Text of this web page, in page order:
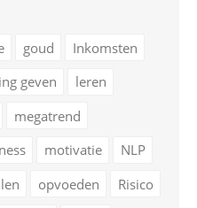
goud
Inkomsten
geven
leren
megatrend
motivatie
NLP
opvoeden
Risico